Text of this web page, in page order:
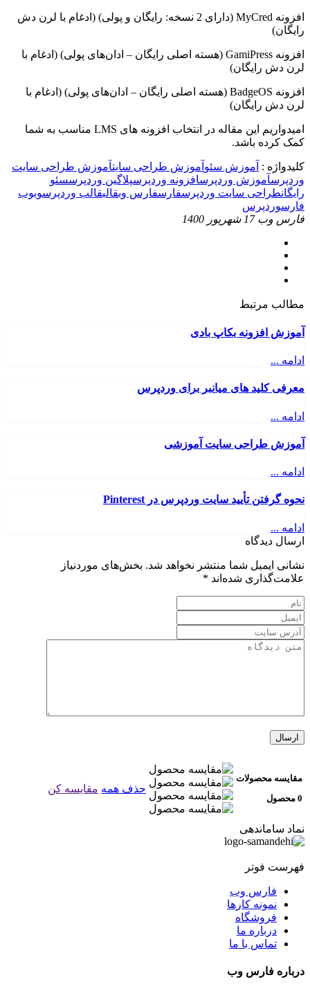
افزونه MyCred (دارای 2 نسخه: رایگان و پولی) (ادغام با لرن دش
رایگان)
افزونه GamiPress (هسته اصلی رایگان – ادان‌های پولی) (ادغام با
لرن دش رایگان)
افزونه BadgeOS (هسته اصلی رایگان – ادان‌های پولی) (ادغام با
لرن دش رایگان)
امیدواریم این مقاله در انتخاب افزونه های LMS مناسب به شما
کمک کرده باشد.
کلیدواژه : آموزش سئو آموزش طراحی سایتآموزش طراحی سایت
وردپرسآموزش وردپرسافزونه وردپرسپلاگین وردپرسسئو
رایگانطراحی سایت وردپرسفارسفارس وبقالبقالب وردپرسوبوب
فارسوردپرس
فارس وب 17 شهریور 1400
مطالب مرتبط
آموزش افزونه بکاپ بادی
ادامه ...
معرفی کلید های میانبر برای وردپرس
ادامه ...
آموزش طراحی سایت آموزشی
ادامه ...
نحوه گرفتن تأیید سایت وردپرس در Pinterest
ادامه ...
ارسال دیدگاه
نشانی ایمیل شما منتشر نخواهد شد. بخش‌های موردنیاز
علامت‌گذاری شده‌اند *
مقایسه محصولات
0 محصول
حذف همه مقایسه کن
نماد ساماندهی
فهرست فوتر
فارس وب
نمونه کارها
فروشگاه
درباره ما
تماس با ما
درباره فارس وب